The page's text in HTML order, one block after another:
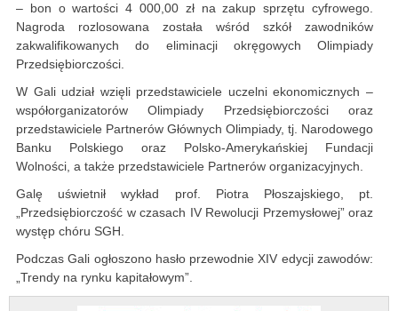
– bon o wartości 4 000,00 zł na zakup sprzętu cyfrowego.
Nagroda rozlosowana została wśród szkół zawodników
zakwalifikowanych do eliminacji okręgowych Olimpiady
Przedsiębiorczości.
W Gali udział wzięli przedstawiciele uczelni ekonomicznych –
współorganizatorów Olimpiady Przedsiębiorczości oraz
przedstawiciele Partnerów Głównych Olimpiady, tj. Narodowego
Banku Polskiego oraz Polsko-Amerykańskiej Fundacji
Wolności, a także przedstawiciele Partnerów organizacyjnych.
Galę uświetnił wykład prof. Piotra Płoszajskiego, pt.
„Przedsiębiorczość w czasach IV Rewolucji Przemysłowej” oraz
występ chóru SGH.
Podczas Gali ogłoszono hasło przewodnie XIV edycji zawodów:
„Trendy na rynku kapitałowym”.